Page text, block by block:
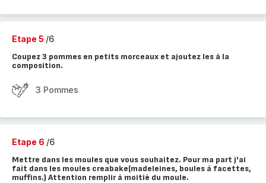
Etape 5 /6
Coupez 3 pommes en petits morceaux et ajoutez les à la
composition.
3 Pommes
Etape 6 /6
Mettre dans les moules que vous souhaitez. Pour ma part j'ai
fait dans les moules creabake(madeleines, boules à facettes,
muffins.) Attention remplir à moitié du moule.